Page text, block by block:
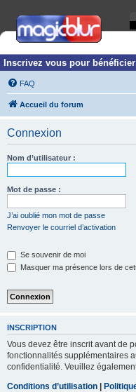
Inscrivez vous pour
FAQ
Accueil du forum
Connexion
Nom d’utilisateur :
Mot de passe :
J’ai oublié mon mot de passe
Renvoyer le courriel d’activation
Se souvenir de moi
Masquer ma présence lors de
INSCRIPTION
Vous devez être inscrit avant de
fonctionnalités supplémentaires
confidentialité. Veuillez
Conditions d’utilisation |